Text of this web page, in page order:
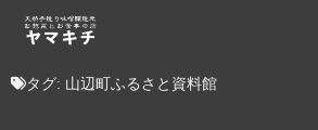
タグ: 山辺町ふるさと資料館